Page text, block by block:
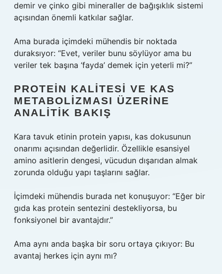
demir ve çinko gibi mineraller de bağışıklık sistemi
açısından önemli katkılar sağlar.
Ama burada içimdeki mühendis bir noktada
duraksıyor: “Evet, veriler bunu söylüyor ama bu
veriler tek başına ‘fayda’ demek için yeterli mi?”
PROTEIN KALITESI VE KAS
METABOLIZMASI ÜZERINE
ANALITIK BAKIŞ
Kara tavuk etinin protein yapısı, kas dokusunun
onarımı açısından değerlidir. Özellikle esansiyel
amino asitlerin dengesi, vücudun dışarıdan almak
zorunda olduğu yapı taşlarını sağlar.
İçimdeki mühendis burada net konuşuyor: “Eğer bir
gıda kas protein sentezini destekliyorsa, bu
fonksiyonel bir avantajdır.”
Ama aynı anda başka bir soru ortaya çıkıyor: Bu
avantaj herkes için aynı mı?